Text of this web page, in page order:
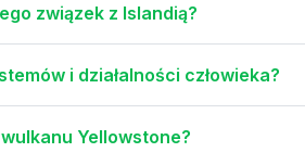
związek z Islandią?
i działalności człowieka?
Yellowstone?